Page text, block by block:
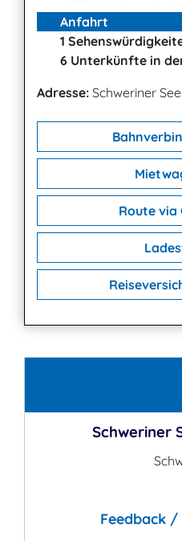
Anfahrt
1
6 Unterkünfte in
Adresse: Schweriner
Route via
Schweriner
Feedback /